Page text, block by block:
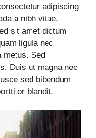
adipiscing
a nibh vitae,
sit amet dictum
ligula nec
metus. Sed
Duis ut magna nec
sed bibendum
blandit.